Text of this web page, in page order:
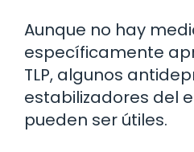
Aunque no hay
específicamente
TLP, algunos
estabilizadores del
pueden ser útiles.